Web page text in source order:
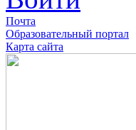
Почта
Образовательный портал
Карта сайта